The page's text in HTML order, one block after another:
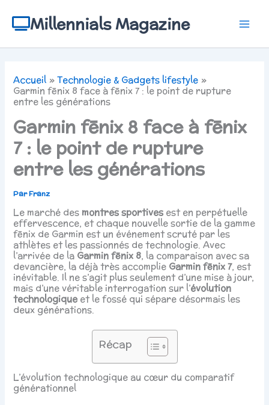
contenuMillennials Magazine
Accueil
Technologie & Gadgets lifestyle
Garmin fēnix 8 face à fēnix 7 : le point de rupture
entre les générations
Garmin fēnix 8 face à fēnix
7 : le point de rupture
entre les générations
ParFranz
Le marché des montres sportives est en perpétuelle
effervescence, et chaque nouvelle sortie de la gamme
fēnix de Garmin est un événement scruté par les
athlètes et les passionnés de technologie. Avec
l’arrivée de la Garmin fēnix 8, la comparaison avec sa
devancière, la déjà très accomplie Garmin fēnix 7, est
inévitable. Il ne s’agit plus seulement d’une mise à jour,
mais d’une véritable interrogation sur l’évolution
technologiqueet le fossé qui sépare désormais les
deux générations.
Récap
L’évolution technologique au cœur du comparatif
générationnel